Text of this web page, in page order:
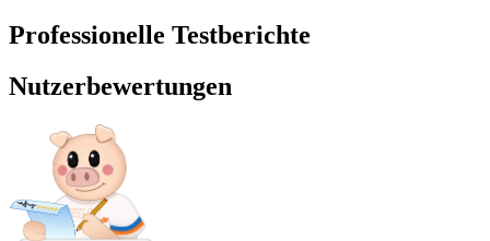
Professionelle Testberichte
Nutzerbewertungen